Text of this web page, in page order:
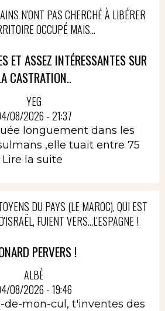
N'ONT PAS CHERCHÉ À LIBÉRER
OCCUPÉ MAIS...
ET ASSEZ INTÉRESSANTES SUR
CASTRATION..
YEG
08/2026 - 21:37
longuement dans les
,elle tuait entre 75
Lire la suite
DU PAYS (LE MAROC), QUI EST
FUIENT VERS...L'ESPAGNE !
PERVERS !
ALBÈ
08/2026 - 19:46
de-mon-cul, t'inventes des